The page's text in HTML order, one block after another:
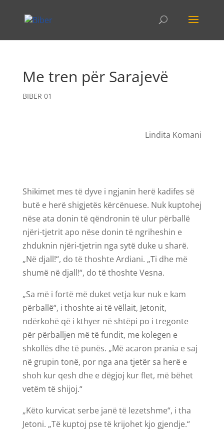
Me tren për Sarajevë
BIBER 01
Lindita Komani
Shikimet mes të dyve i ngjanin herë kadifes së
butë e herë shigjetës kërcënuese. Nuk kuptohej
nëse ata donin të qëndronin të ulur përballë
njëri-tjetrit apo nëse donin të ngriheshin e
zhduknin njëri-tjetrin nga sytë duke u sharë.
„Në djall!“, do të thoshte Ardiani. „Ti dhe më
shumë në djall!“, do të thoshte Vesna.
„Sa më i fortë më duket vetja kur nuk e kam
përballë“, i thoshte ai të vëllait, Jetonit,
ndërkohë që i kthyer në shtëpi po i tregonte
për përballjen më të fundit, me kolegen e
shkollës dhe të punës. „Më acaron prania e saj
në grupin tonë, por nga ana tjetër sa herë e
shoh kur qesh dhe e dëgjoj kur flet, më bëhet
vetëm të shijoj.“
„Këto kurvicat serbe janë të lezetshme“, i tha
Jetoni. „Të kuptoj pse të krijohet kjo gjendje.“